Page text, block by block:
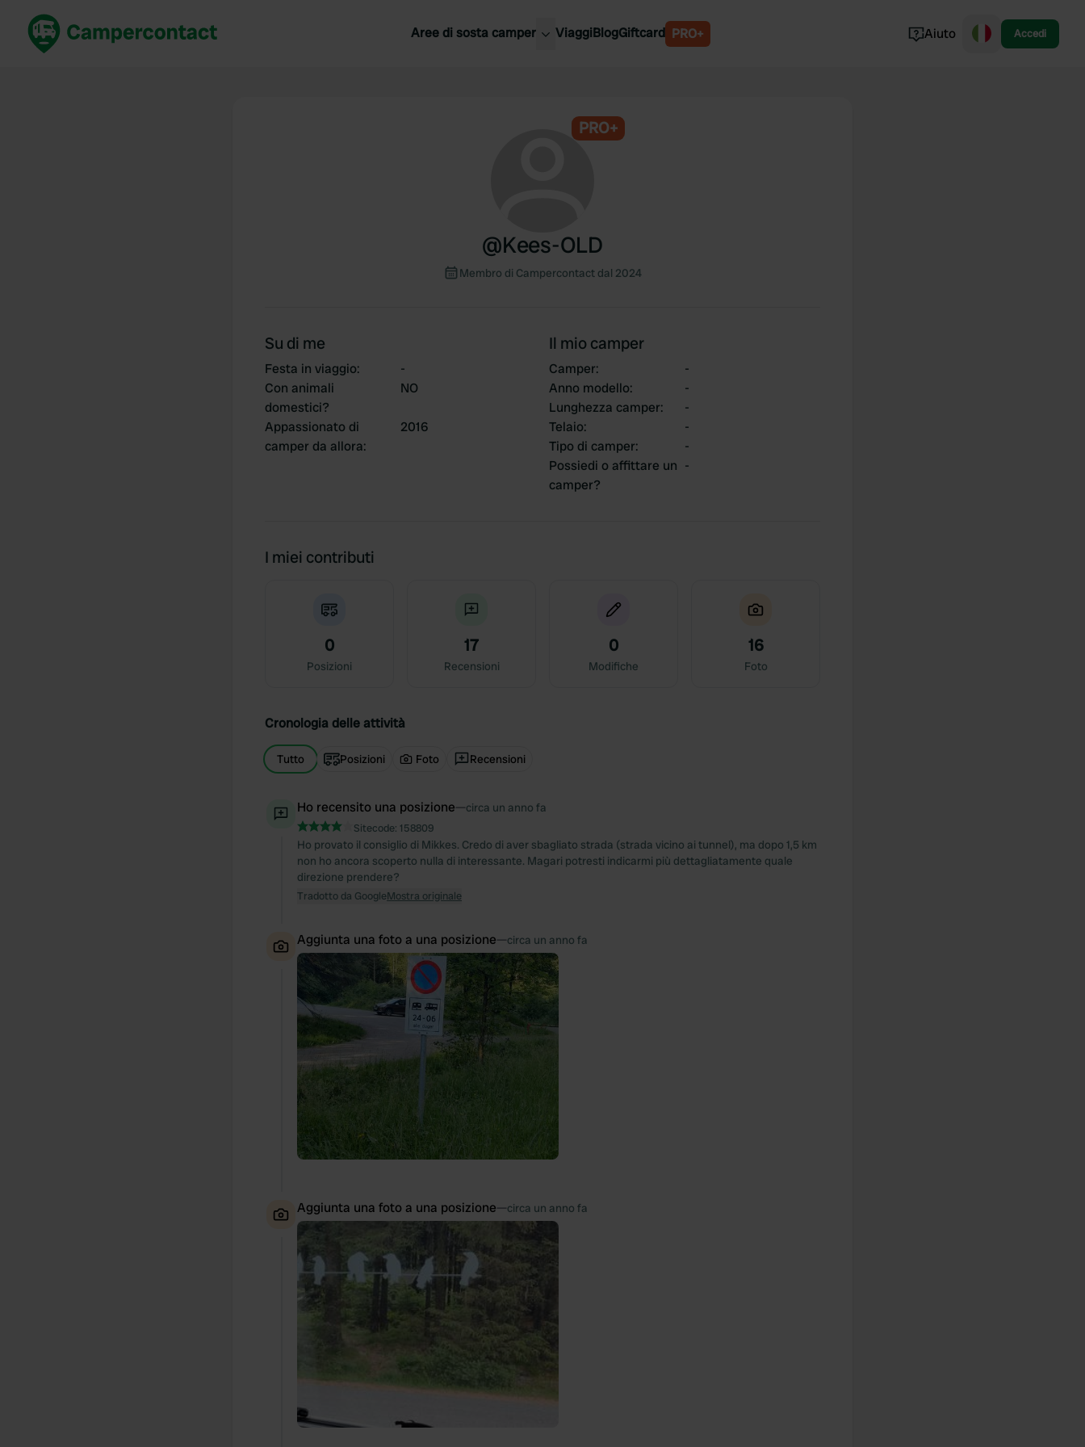
Aree di sosta camper ViaggiBlogGiftcard PRO+ Aiuto Accedi
PRO+
@Kees-OLD
Membro di Campercontact dal 2024
Su di me
Festa in viaggio:
-
Con animali
domestici?
NO
Appassionato di
camper da allora:
2016
Il mio camper
Camper:
-
Anno modello:
-
Lunghezza camper:
-
Telaio:
-
Tipo di camper:
-
Possiedi o affittare un
camper?
-
I miei contributi
0
Posizioni
17
Recensioni
0
Modifiche
16
Foto
Cronologia delle attività
Tutto Posizioni Foto Recensioni
Ho recensito una posizione—circa un anno fa
Sitecode: 158809
Ho provato il consiglio di Mikkes. Credo di aver sbagliato strada (strada vicino ai tunnel), ma dopo 1,5 km
non ho ancora scoperto nulla di interessante. Magari potresti indicarmi più dettagliatamente quale
direzione prendere?
Tradotto da GoogleMostra originale
Aggiunta una foto a una posizione—circa un anno fa
Aggiunta una foto a una posizione—circa un anno fa